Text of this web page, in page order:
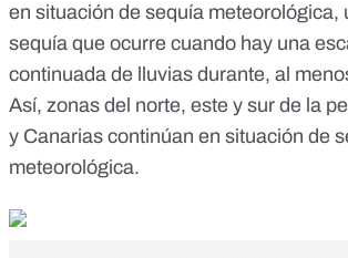
en situación de sequía meteorológica,
sequía que ocurre cuando hay una
continuada de lluvias durante, al
Así, zonas del norte, este y sur de la
y Canarias continúan en situación de
meteorológica.